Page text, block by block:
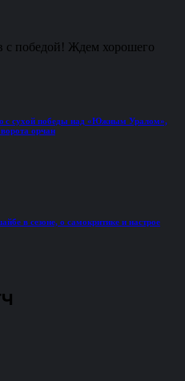
с победой! Ждем хорошего
с сухой победы над «Южным Уралом»,
орчан
в сезоне, о самокритике и настрое